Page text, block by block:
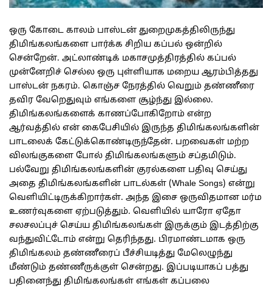
ஒரு கோடை காலம் பாஸ்டன் துறைமுகத்திலிருந்து
திமிங்கலங்களை பார்க்க சிறிய கப்பல் ஒன்றில்
சென்றேன். அட்லாண்டிக் மகாசமுத்திரத்தில் கப்பல்
முன்னேறிச் செல்ல ஒரு புள்ளியாக மறைய ஆரம்பித்தது
பாஸ்டன் நகரம். கொஞ்ச நேரத்தில் வெறும் தண்ணீரை
தவிர வேறெதுவும் எங்களை சூழ்ந்து இல்லை.
திமிங்கலங்களைக் காணப்போகிறோம் என்ற
ஆர்வத்தில் என் கைபேசியில் இருந்த திமிங்கலங்களின்
பாடலைக் கேட்டுக்கொண்டிருந்தேன். பறவைகள் மற்ற
விலங்குகளை போல் திமிங்கலங்களும் சப்தமிடும்.
பல்வேறு திமிங்கலங்களின் குரல்களை பதிவு செய்து
அதை திமிங்கலங்களின் பாடல்கள் (Whale Songs) என்று
வெளியிட்டிருக்கிறார்கள். அந்த இசை ஒருவிதமான மர்ம
உணர்வுகளை ஏற்படுத்தும். வெளியில் யாரோ ஏதோ
சலசலப்புச் செய்ய திமிங்கலங்கள் இருக்கும் இடத்திற்கு
வந்துவிட்டோம் என்று தெரிந்தது. பிரமாண்டமாக ஒரு
திமிங்கலம் தண்ணீரைப் பீச்சியடித்து மேலெழுந்து
மீண்டும் தண்ணீருக்குள் சென்றது. இப்படியாகப் பத்து
பதினைந்து திமிங்கலங்கள் எங்கள் கப்பலை